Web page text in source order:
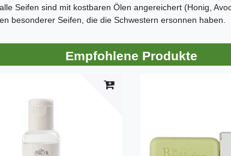
Seifen sind mit kostbaren Ölen angereichert (Honig,
besonderer Seifen, die die Schwestern ersonnen haben.
Empfohlene Produkte